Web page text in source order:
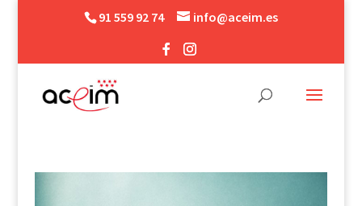
91 559 92 74 info@aceim.es